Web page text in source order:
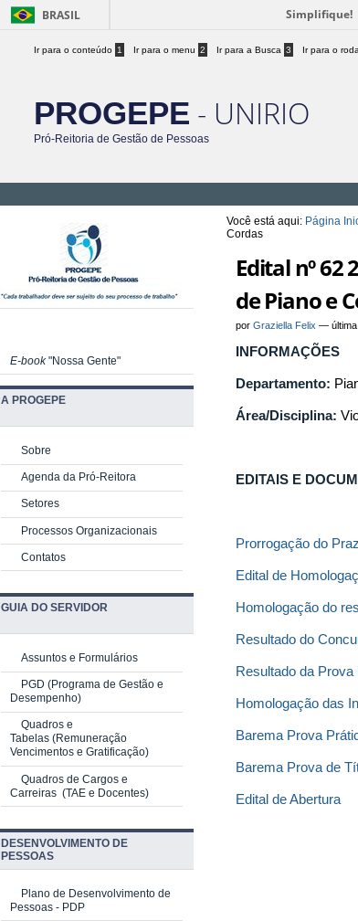
BRASIL Simplifique!
Ir para o conteúdo 1 Ir para o menu 2 Ir para a Busca 3 Ir para o
PROGEPE - UNIRIO
Pró-Reitoria de Gestão de Pessoas
Você está aqui: Página
Cordas
Edital nº
de Piano e
porGraziella Felix —
INFORMAÇÕES
Departamento:
Área/Disciplina:
EDITAIS E
Prorrogação do
Edital de
Homologação do
Resultado do
Resultado da Prova
Homologação das
Barema Prova
Barema Prova de
Edital de Abertura
E-book"Nossa Gente"
A PROGEPE
Sobre
Agenda da Pró-Reitora
Setores
Processos Organizacionais
Contatos
GUIA DO SERVIDOR
Assuntos e Formulários
PGD (Programa de Gestão e
Desempenho)
Quadros e
Tabelas (Remuneração
Vencimentos e Gratificação)
Quadros de Cargos e
Carreiras (TAE e Docentes)
DESENVOLVIMENTO DE
PESSOAS
Plano de Desenvolvimento de
Pessoas - PDP